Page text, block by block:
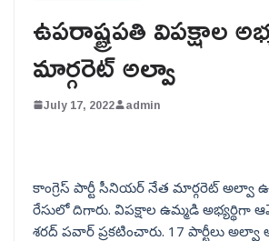
ఉపరాష్ట్రపతి విపక్షాల
మార్గరెట్ అల్వా
July 17, 2022 admin
కాంగ్రెస్ పార్టీ సీనియర్ నేత మార్గరెట్ అల్వా
రేసులో దిగారు. విపక్షాల ఉమ్మడి అభ్యర్థిగా
శరద్ పవార్ ప్రకటించారు. 17 పార్టీలు అల్వా